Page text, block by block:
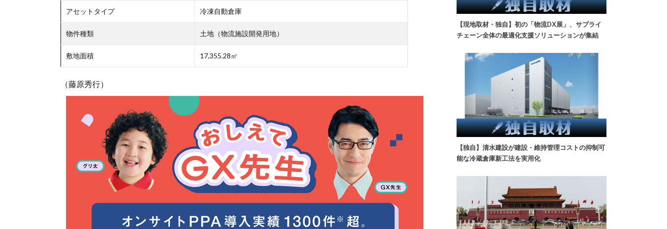
アセットタイプ 冷凍自動倉庫
物件種類 土地（物流施設開発用地）
敷地面積 17,355.28㎡
（藤原秀行）
【現地取材・独自】初の「物流DX展」、サプライ
チェーン全体の最適化支援ソリューションが集結
【独自】清水建設が建設・維持管理コストの抑制可
能な冷蔵倉庫新工法を実用化